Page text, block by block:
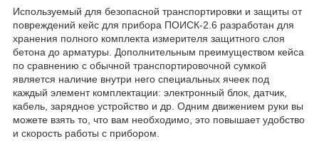
Используемый для безопасной транспортировки и защиты от
повреждений кейс для прибора ПОИСК-2.6 разработан для
хранения полного комплекта измерителя защитного слоя
бетона до арматуры. Дополнительным преимуществом кейса
по сравнению с обычной транспортировочной сумкой
является наличие внутри него специальных ячеек под
каждый элемент комплектации: электронный блок, датчик,
кабель, зарядное устройство и др. Одним движением руки вы
можете взять то, что вам необходимо, это повышает удобство
и скорость работы с прибором.